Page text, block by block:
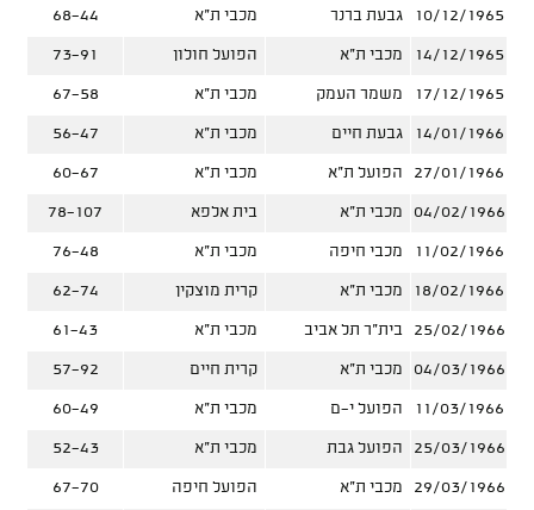
10/12/1965 גבעת ברנר מכבי ת"א 68-44
14/12/1965 מכבי ת"א הפועל חולון 73-91
17/12/1965 משמר העמק מכבי ת"א 67-58
14/01/1966 גבעת חיים מכבי ת"א 56-47
27/01/1966 הפועל ת"א מכבי ת"א 60-67
04/02/1966 מכבי ת"א בית אלפא 78-107
11/02/1966 מכבי חיפה מכבי ת"א 76-48
18/02/1966 מכבי ת"א קרית מוצקין 62-74
25/02/1966 בית"ר תל אביב מכבי ת"א 61-43
04/03/1966 מכבי ת"א קרית חיים 57-92
11/03/1966 הפועל י-ם מכבי ת"א 60-49
25/03/1966 הפועל גבת מכבי ת"א 52-43
29/03/1966 מכבי ת"א הפועל חיפה 67-70